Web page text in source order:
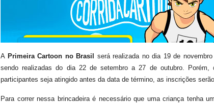
A Primeira Cartoon no Brasil
será realizada no dia 19 de
sendo realizadas do dia 22 de setembro a 27 de outubro.
participantes seja atingido antes da data de término, as inscrições
Para correr nessa brincadeira é necessário que uma criança tenha